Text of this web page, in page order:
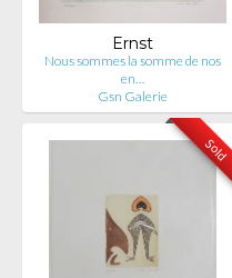
Ernst
Nous sommes la somme de nos
en…
Gsn Galerie
Sold